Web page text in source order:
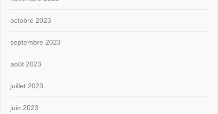
octobre 2023
septembre 2023
août 2023
juillet 2023
juin 2023